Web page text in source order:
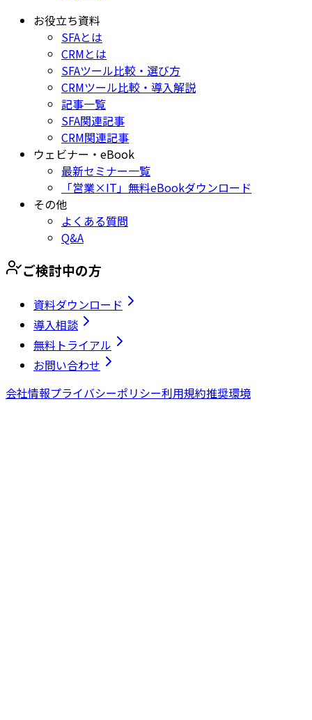
お役立ち資料
SFAとは
CRMとは
SFAツール比較・選び方
CRMツール比較・導入解説
記事一覧
SFA関連記事
CRM関連記事
ウェビナー・eBook
最新セミナー一覧
「営業×IT」無料eBookダウンロード
その他
よくある質問
Q&A
ご検討中の方
資料ダウンロード
導入相談
無料トライアル
お問い合わせ
会社情報プライバシーポリシー利用規約推奨環境